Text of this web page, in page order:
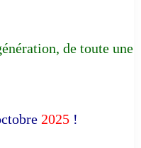
de toute une
2025 !